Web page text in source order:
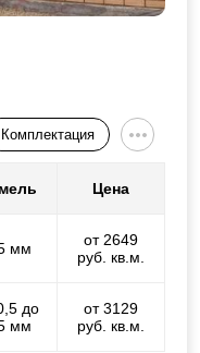
Комплектация
Цена
мм
от 2649
руб. кв.м.
до
мм
от 3129
руб. кв.м.